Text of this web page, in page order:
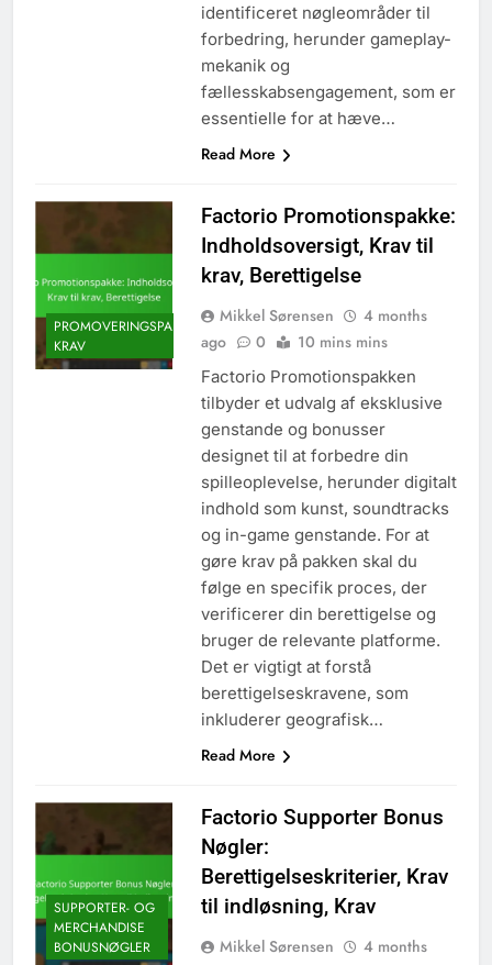
identificeret nøgleområder til
forbedring, herunder gameplay-
mekanik og
fællesskabsengagement, som er
essentielle for at hæve…
Read More
PROMOVERINGSPAKKE
KRAV
Factorio Promotionspakke:
Indholdsoversigt, Krav til
krav, Berettigelse
Mikkel Sørensen
4 months
ago
0 10 mins mins
Factorio Promotionspakken
tilbyder et udvalg af eksklusive
genstande og bonusser
designet til at forbedre din
spilleoplevelse, herunder digitalt
indhold som kunst, soundtracks
og in-game genstande. For at
gøre krav på pakken skal du
følge en specifik proces, der
verificerer din berettigelse og
bruger de relevante platforme.
Det er vigtigt at forstå
berettigelseskravene, som
inkluderer geografisk…
Read More
SUPPORTER- OG
MERCHANDISE
BONUSNØGLER
Factorio Supporter Bonus
Nøgler:
Berettigelseskriterier, Krav
til indløsning, Krav
Mikkel Sørensen
4 months